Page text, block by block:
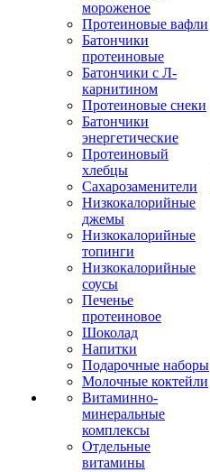
мороженое
Протеиновые вафли
Батончики
протеиновые
Батончики с Л-
карнитином
Протеиновые снеки
Батончики
энергетические
Протеиновый
хлебцы
Сахарозаменители
Низкокалорийные
джемы
Низкокалорийные
топинги
Низкокалорийные
соусы
Печенье
протеиновое
Шоколад
Напитки
Подарочные наборы
Молочные коктейли
Витаминно-
минеральные
комплексы
Отдельные
витамины